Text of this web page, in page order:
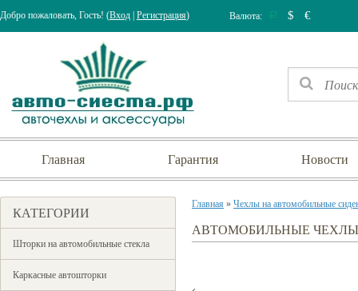
Добро пожаловать, Гость! (Вход Регистрация) Валюта: Р $ €
Главная Гарантия Новости
КАТЕГОРИИ
Шторки на автомобильные стекла
Каркасные автошторки
Главная » Чехлы на автомобильные
АВТОМОБИЛЬНЫЕ ЧЕХЛЫ